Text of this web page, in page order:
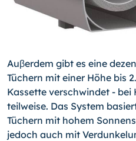
Auβerdem gibt es eine
Tüchern mit einer Höhe bis
Kassette verschwindet - bei
teilweise. Das System
Tüchern mit hohem
jedoch auch mit